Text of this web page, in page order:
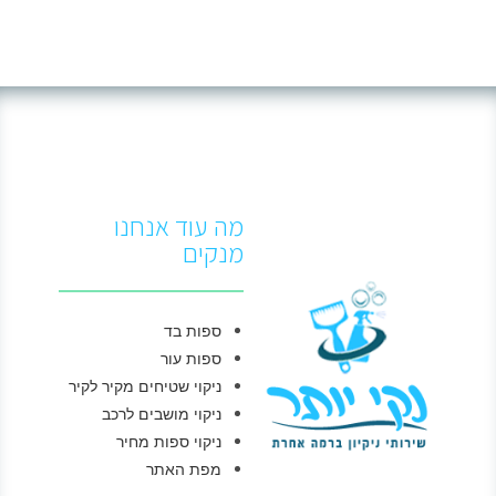
מה עוד אנחנו
מנקים
ספות בד
ספות עור
ניקוי שטיחים מקיר לקיר
ניקוי מושבים לרכב
ניקוי ספות מחיר
מפת האתר